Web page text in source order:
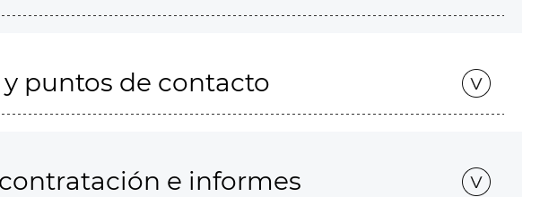
puntos de contacto
e informes